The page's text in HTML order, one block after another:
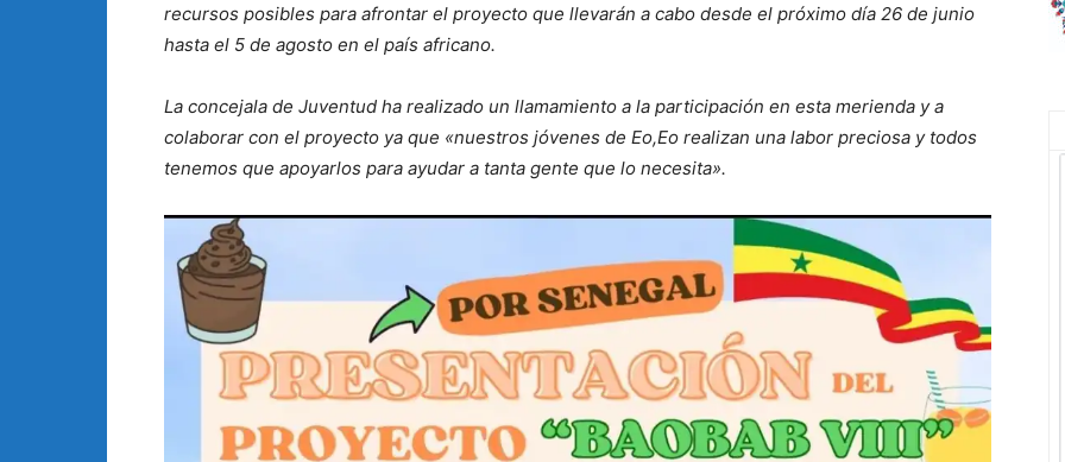
recursos posibles para afrontar el proyecto que llevarán a cabo desde el próximo día 26 de junio
hasta el 5 de agosto en el país africano.
La concejala de Juventud ha realizado un llamamiento a la participación en esta merienda y a
colaborar con el proyecto ya que «nuestros jóvenes de Eo,Eo realizan una labor preciosa y todos
tenemos que apoyarlos para ayudar a tanta gente que lo necesita».